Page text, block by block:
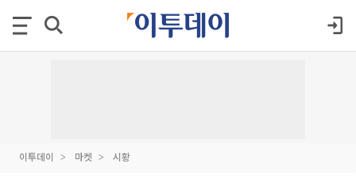
이투데이 마켓 시황